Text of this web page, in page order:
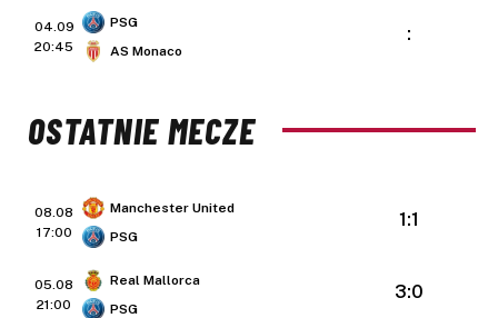
04.09
20:45
PSG
AS Monaco
:
OSTATNIE MECZE
08.08
17:00
Manchester United
PSG
1:1
05.08
21:00
Real Mallorca
PSG
3:0